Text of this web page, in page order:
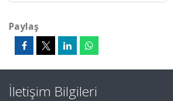
Paylaş
İletişim Bilgileri